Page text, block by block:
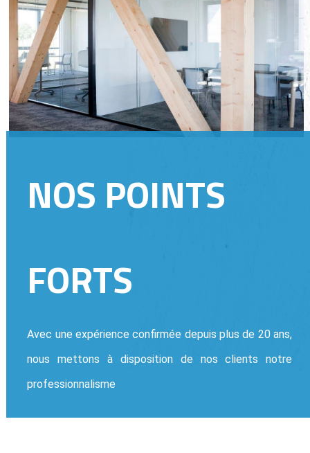
NOS POINTS
FORTS
Avec une expérience confirmée depuis plus de 20 ans,
nous mettons à disposition de nos clients notre
professionnalisme